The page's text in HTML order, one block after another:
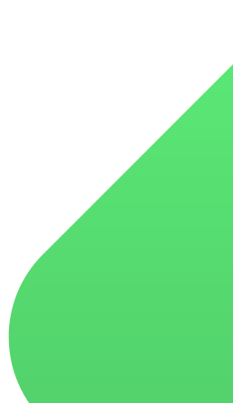
для ароматизации
для стирки и
для ковров и
универсальные
дезинфицирующие
Автохимия и
автоэмали
аэрозольные смазки